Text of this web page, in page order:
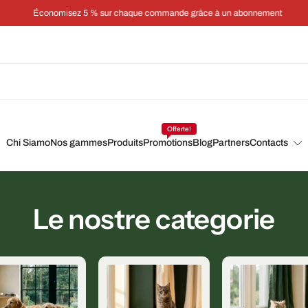
Économisez 5 % sur chaque commande grâce à un abonnement
Chi SiamoNos gammesProduitsPromotions
Offerte!
BlogPartnersContacts
Le nostre categorie